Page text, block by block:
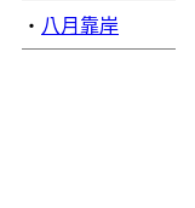
‧ 八月靠岸